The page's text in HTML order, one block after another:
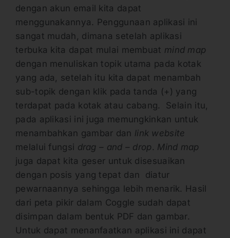
dengan akun email kita dapat
menggunakannya. Penggunaan aplikasi ini
sangat mudah, dimana setelah aplikasi
terbuka kita dapat mulai membuat mind map
dengan menuliskan topik utama pada kotak
yang ada, setelah itu kita dapat menambah
sub-topik dengan klik pada tanda (+) yang
terdapat pada kotak atau cabang. Selain itu,
pada aplikasi ini juga memungkinkan untuk
menambahkan gambar dan link website
melalui fungsi drag – and – drop . Mind map
juga dapat kita geser untuk disesuaikan
dengan posis yang tepat dan diatur
pewarnaannya sehingga lebih menarik. Hasil
dari peta pikir dalam Coggle sudah dapat
disimpan dalam bentuk PDF dan gambar.
Untuk dapat menanfaatkan aplikasi ini dapat